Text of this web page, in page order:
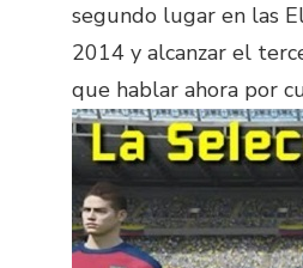
segundo lugar en las
2014 y alcanzar el
que hablar ahora por